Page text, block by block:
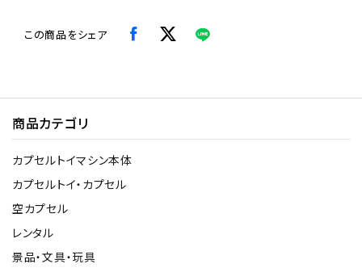
この商品をシェア
商品カテゴリ
カプセルトイマシン本体
カプセルトイ・カプセル
空カプセル
レンタル
景品・文具・玩具